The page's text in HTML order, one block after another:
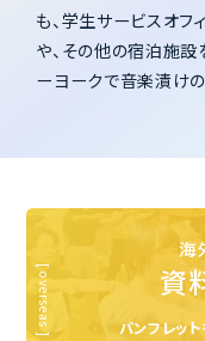
も、学生サービスオフ
や、その他の宿泊施設
ーヨークで音楽漬けの
海
資
パンフレッ